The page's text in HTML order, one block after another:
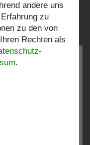
ansehen
andere uns
zu
zu den von
Rechten als
.